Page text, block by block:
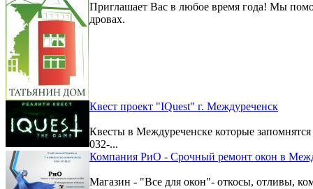
Приглашает Вас в любое время года! Мы
дровах.
Квест проект "IQuest" г. Междуреченск
Квесты в Междуреченске которые
032-...
Компания РиО - Срочный ремонт окон в
Магазин - "Все для окон"- откосы, отливы,